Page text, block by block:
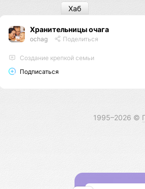
Хранительницы очага
ochag Поделиться
Создание крепкой семьи
Подписаться
Хаб
1995–2026 ©